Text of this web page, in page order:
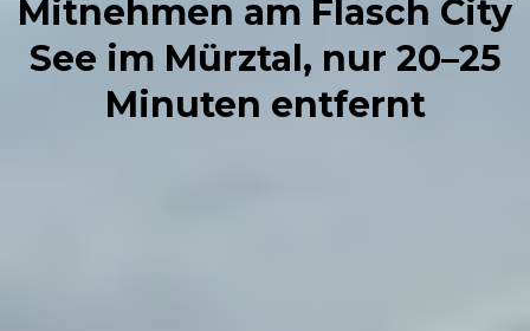
Mitnehmen am Flasch City
See im Mürztal, nur 20–25
Minuten entfernt